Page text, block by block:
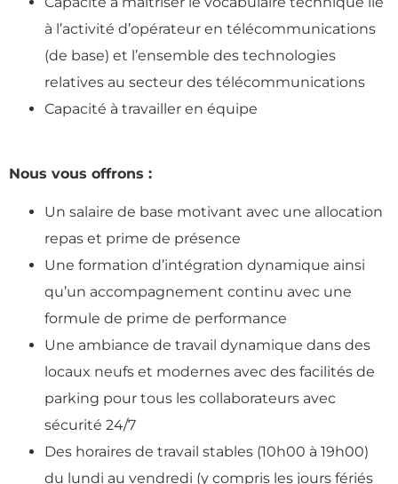
à l’activité d’opérateur en télécommunications
(de base) et l’ensemble des technologies
relatives au secteur des télécommunications
Capacité à travailler en équipe
Nous vous offrons :
Un salaire de base motivant avec une allocation
repas et prime de présence
Une formation d’intégration dynamique ainsi
qu’un accompagnement continu avec une
formule de prime de performance
Une ambiance de travail dynamique dans des
locaux neufs et modernes avec des facilités de
parking pour tous les collaborateurs avec
sécurité 24/7
Des horaires de travail stables (10h00 à 19h00)
du lundi au vendredi (y compris les jours fériés